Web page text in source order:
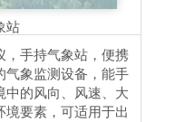
站
，手持气象站，便携
气象监测设备，能手
中的风向、风速、大
境要素，可适用于出